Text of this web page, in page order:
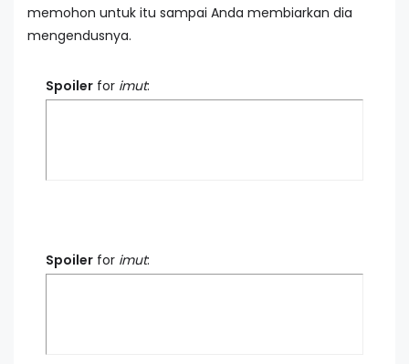
memohon untuk itu sampai Anda membiarkan dia
mengendusnya.
Spoiler for imut:
Spoiler for imut: